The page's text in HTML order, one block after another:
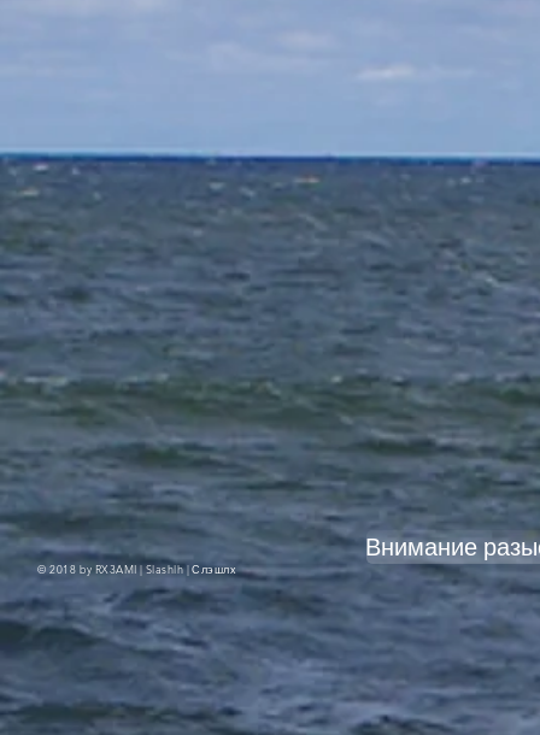
© 2018 by RX3AMI | Slashlh |Слэшлх
Внимание